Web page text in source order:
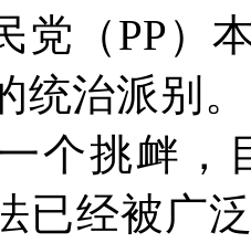
党（PP）
统治派别。
个挑衅，
已经被广